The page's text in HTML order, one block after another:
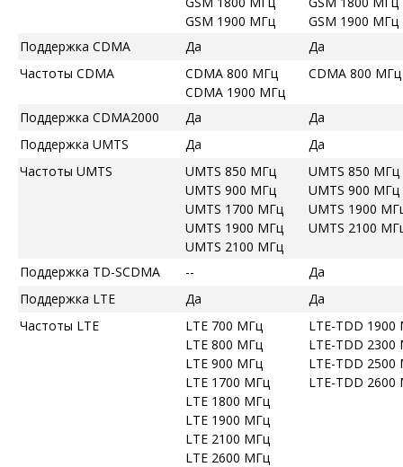
GSM 1900 МГц
GSM 1900 МГц
Поддержка CDMA
Да
Да
Частоты CDMA
CDMA 800 МГц
CDMA 1900 МГц
CDMA 800 МГц
Поддержка CDMA2000 Да
Да
Поддержка UMTS
Да
Да
Частоты UMTS
UMTS 850 МГц
UMTS 900 МГц
UMTS 1700 МГц
UMTS 1900 МГц
UMTS 2100 МГц
UMTS 850 МГц
UMTS 900 МГц
UMTS 1900
UMTS 2100
Поддержка TD-SCDMA --
Да
Поддержка LTE
Да
Да
Частоты LTE
LTE 700 МГц
LTE 800 МГц
LTE 900 МГц
LTE 1700 МГц
LTE 1800 МГц
LTE 1900 МГц
LTE 2100 МГц
LTE 2600 МГц
LTE-TDD 1900
LTE-TDD 2300
LTE-TDD 2500
LTE-TDD 2600